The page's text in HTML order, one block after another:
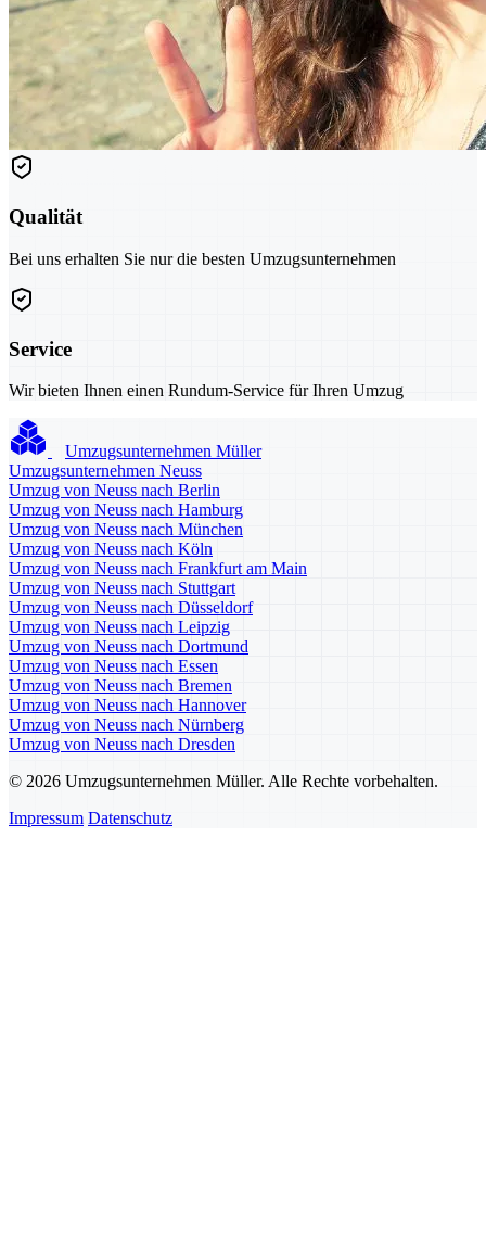
Qualität
Bei uns erhalten Sie nur die besten Umzugsunternehmen
Service
Wir bieten Ihnen einen Rundum-Service für Ihren Umzug
Umzugsunternehmen Müller
Umzugsunternehmen Neuss
Umzug von Neuss nach Berlin
Umzug von Neuss nach Hamburg
Umzug von Neuss nach München
Umzug von Neuss nach Köln
Umzug von Neuss nach Frankfurt am Main
Umzug von Neuss nach Stuttgart
Umzug von Neuss nach Düsseldorf
Umzug von Neuss nach Leipzig
Umzug von Neuss nach Dortmund
Umzug von Neuss nach Essen
Umzug von Neuss nach Bremen
Umzug von Neuss nach Hannover
Umzug von Neuss nach Nürnberg
Umzug von Neuss nach Dresden
© 2026 Umzugsunternehmen Müller. Alle Rechte vorbehalten.
Impressum Datenschutz